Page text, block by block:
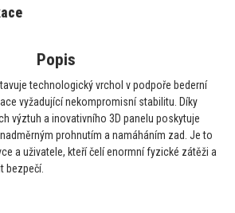
Popis
technologický vrchol v podpoře bederní
vyžadující nekompromisní stabilitu. Díky
výztuh a inovativního 3D panelu poskytuje
prohnutím a namáháním zad. Je to
a uživatele, kteří čelí enormní fyzické zátěži a
bezpečí.